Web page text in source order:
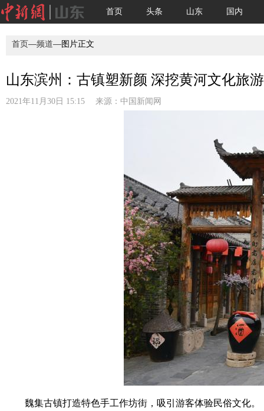
首页 头条 山东 国内
首页—频道—图片正文
山东滨州：古镇塑新颜 深挖黄河文化旅
2021年11月30日 15:15 来源： 中国新闻网
魏集古镇打造特色手工作坊街，吸引游客体验民俗文化